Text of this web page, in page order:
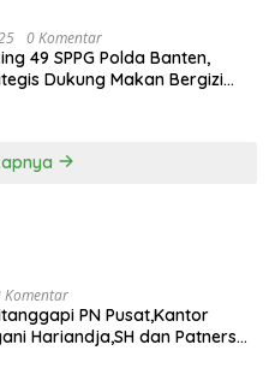
0 Komentar
49 SPPG Polda Banten,
Dukung Makan Bergizi
Komentar
PN Pusat,Kantor
Hariandja,SH dan Patners